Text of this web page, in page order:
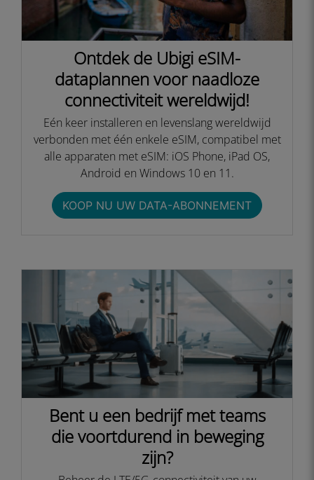
Ontdek de Ubigi eSIM-
dataplannen voor naadloze
connectiviteit wereldwijd!
Eén keer installeren en levenslang wereldwijd
verbonden met één enkele eSIM, compatibel met
alle apparaten met eSIM: iOS Phone, iPad OS,
Android en Windows 10 en 11.
KOOP NU UW DATA-ABONNEMENT
Bent u een bedrijf met teams
die voortdurend in beweging
zijn?